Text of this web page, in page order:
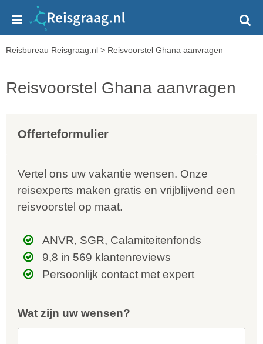
Reisbureau Reisgraag.nl > Reisvoorstel Ghana aanvragen
Reisvoorstel Ghana aanvragen
Offerteformulier
Vertel ons uw vakantie wensen. Onze
reisexperts maken gratis en vrijblijvend een
reisvoorstel op maat.
ANVR, SGR, Calamiteitenfonds
9,8 in 569 klantenreviews
Persoonlijk contact met expert
Wat zijn uw wensen?